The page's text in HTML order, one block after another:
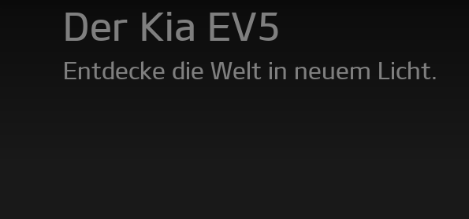
Der Kia EV5
Entdecke die Welt in neuem Licht.